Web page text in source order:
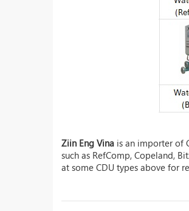
Ziin Eng Vina is an importer of
such as RefComp, Copeland,
at some CDU types above for